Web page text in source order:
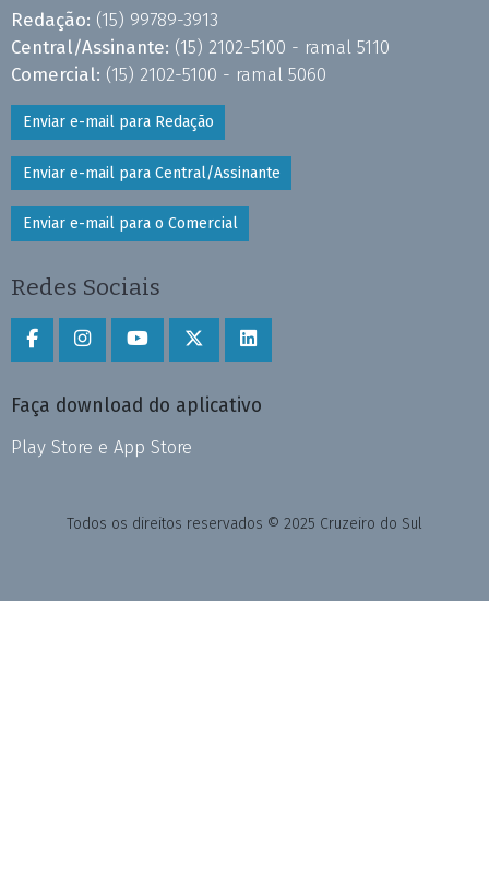
Redação: (15) 99789-3913
Central/Assinante: (15) 2102-5100 - ramal 5110
Comercial: (15) 2102-5100 - ramal 5060
Enviar e-mail para Redação
Enviar e-mail para Central/Assinante
Enviar e-mail para o Comercial
Redes Sociais
Faça download do aplicativo
Play Store e App Store
Todos os direitos reservados © 2025 Cruzeiro do Sul